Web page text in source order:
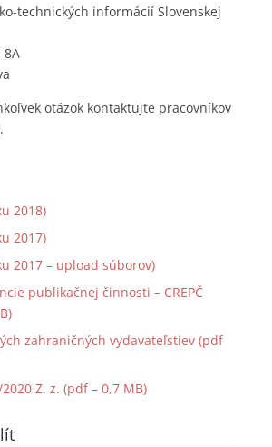
technických informácií Slovenskej
8A
otázok kontaktujte pracovníkov
2018)
2017)
2017 – upload súborov)
publikačnej činnosti – CREPČ
zahraničných vydavateľstiev (pdf
Z. z. (pdf – 0,7 MB)